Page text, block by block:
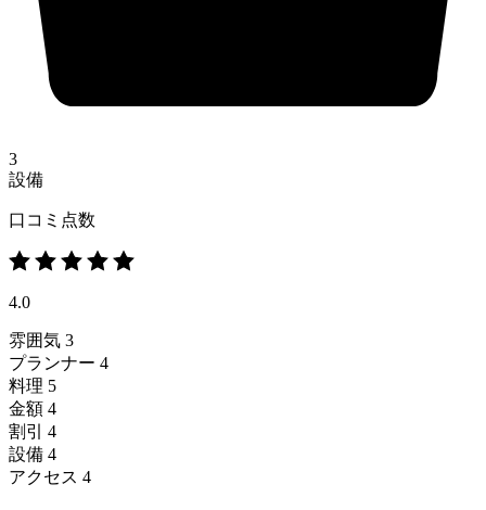
3
設備
口コミ点数
4.0
雰囲気 3
プランナー 4
料理 5
金額 4
割引
4
設備 4
アクセス 4